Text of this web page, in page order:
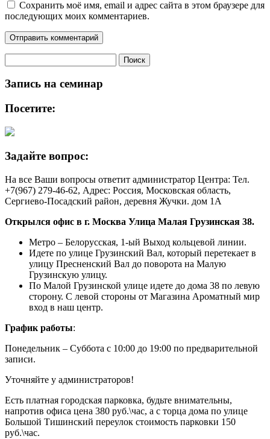
Сохранить моё имя, email и адрес сайта в этом браузере для
последующих моих комментариев.
Запись на семинар
Посетите:
Задайте вопрос:
На все Ваши вопросы ответит администратор Центра: Тел.
+7(967) 279-46-62, Адрес: Россия, Московская область,
Сергиево-Посадский район, деревня Жучки. дом 1А
Открылся офис в г. Москва Улица Малая Грузинская 38.
Метро – Белорусская, 1-ый Выход кольцевой линии.
Идете по улице Грузинский Вал, который перетекает в
улицу Пресненский Вал до поворота на Малую
Грузинскую улицу.
По Малой Грузинской улице идете до дома 38 по левую
сторону. С левой стороны от Магазина Ароматный мир
вход в наш центр.
График работы:
Понедельник – Суббота с 10:00 до 19:00 по предварительной
записи.
Уточняйте у администраторов!
Есть платная городская парковка, будьте внимательны,
напротив офиса цена 380 руб.\час, а с торца дома по улице
Большой Тишинский переулок стоимость парковки 150
руб.\час.